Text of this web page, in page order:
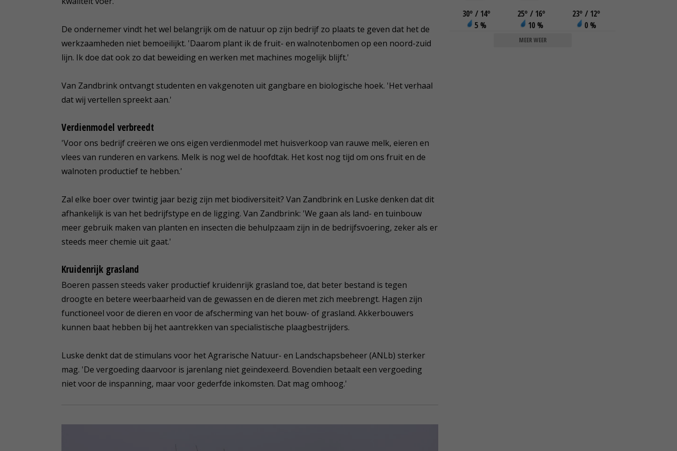
De ondernemer vindt het wel belangrijk om de natuur op zijn bedrijf zo plaats te geven dat het de
werkzaamheden niet bemoeilijkt. 'Daarom plant ik de fruit- en walnotenbomen op een noord-zuid
lijn. Ik doe dat ook zo dat beweiding en werken met machines mogelijk blijft.'
Van Zandbrink ontvangt studenten en vakgenoten uit gangbare en biologische hoek. 'Het verhaal
dat wij vertellen spreekt aan.'
Verdienmodel verbreedt
'Voor ons bedrijf creëren we ons eigen verdienmodel met huisverkoop van rauwe melk, eieren en
vlees van runderen en varkens. Melk is nog wel de hoofdtak. Het kost nog tijd om ons fruit en de
walnoten productief te hebben.'
Zal elke boer over twintig jaar bezig zijn met biodiversiteit? Van Zandbrink en Luske denken dat dit
afhankelijk is van het bedrijfstype en de ligging. Van Zandbrink: 'We gaan als land- en tuinbouw
meer gebruik maken van planten en insecten die behulpzaam zijn in de bedrijfsvoering, zeker als er
steeds meer chemie uit gaat.'
Kruidenrijk grasland
Boeren passen steeds vaker productief kruidenrijk grasland toe, dat beter bestand is tegen
droogte en betere weerbaarheid van de gewassen en de dieren met zich meebrengt. Hagen zijn
functioneel voor de dieren en voor de afscherming van het bouw- of grasland. Akkerbouwers
kunnen baat hebben bij het aantrekken van specialistische plaagbestrijders.
Luske denkt dat de stimulans voor het Agrarische Natuur- en Landschapsbeheer (ANLb) sterker
mag. 'De vergoeding daarvoor is jarenlang niet geïndexeerd. Bovendien betaalt een vergoeding
niet voor de inspanning, maar voor gederfde inkomsten. Dat mag omhoog.'
30° / 14°
5 %
25° / 16°
10 %
23° / 12°
0 %
MEER WEER